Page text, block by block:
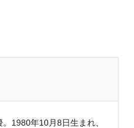
1980年10月8日生まれ、